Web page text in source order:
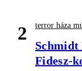
2 terror háza
Schmidt
Fidesz-